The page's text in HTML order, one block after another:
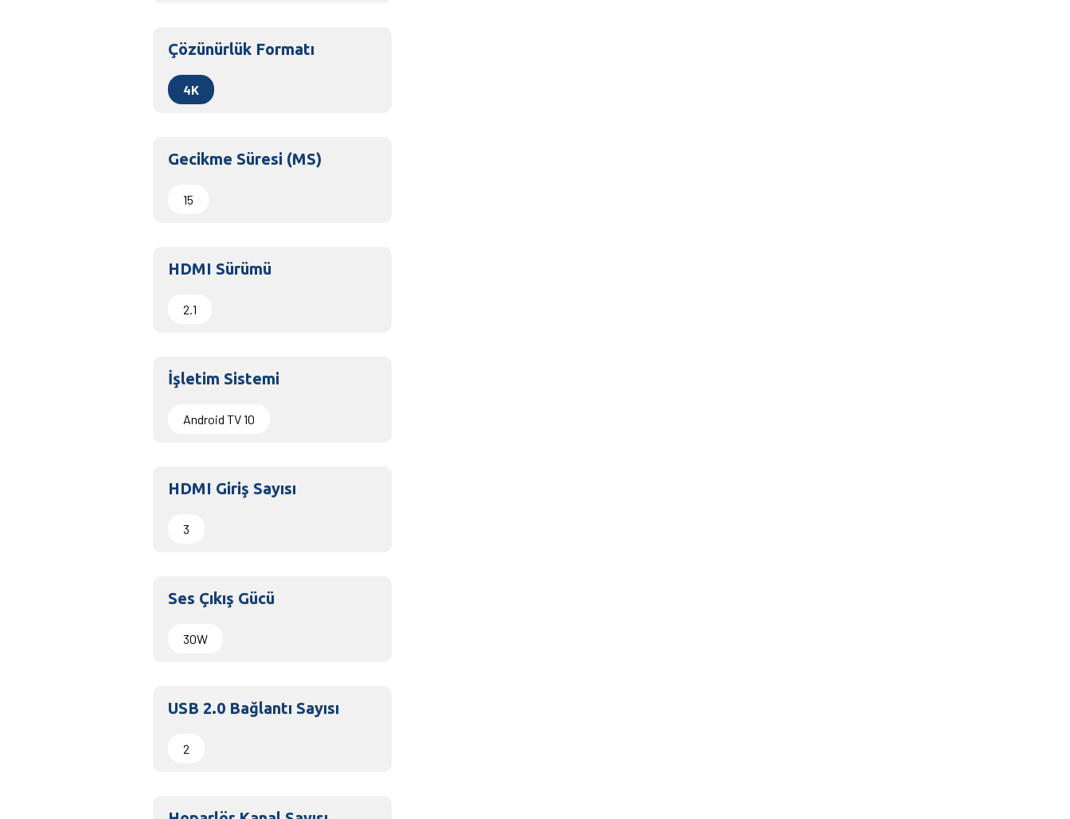
Çözünürlük Formatı
4K
Gecikme Süresi (MS)
15
HDMI Sürümü
2.1
İşletim Sistemi
Android TV 10
HDMI Giriş Sayısı
3
Ses Çıkış Gücü
30W
USB 2.0 Bağlantı Sayısı
2